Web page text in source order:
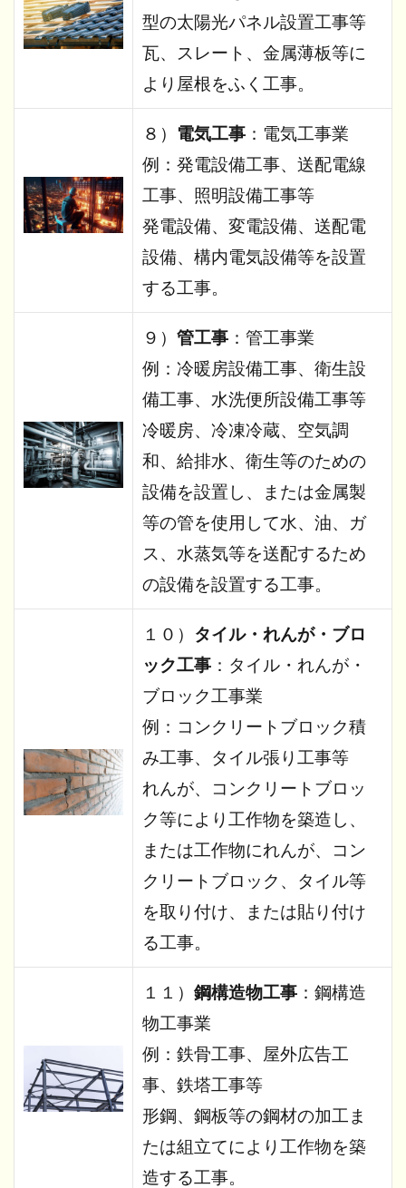
型の太陽光パネル設置工事等
瓦、スレート、金属薄板等に
より屋根をふく工事。
８） 電気工事 ：電気工事業
例：発電設備工事、送配電線
工事、照明設備工事等
発電設備、変電設備、送配電
設備、構内電気設備等を設置
する工事。
９） 管工事 ：管工事業
例：冷暖房設備工事、衛生設
備工事、水洗便所設備工事等
冷暖房、冷凍冷蔵、空気調
和、給排水、衛生等のための
設備を設置し、または金属製
等の管を使用して水、油、ガ
ス、水蒸気等を送配するため
の設備を設置する工事。
１０） タイル・れんが・ブロ
ック工事 ：タイル・れんが・
ブロック工事業
例：コンクリートブロック積
み工事、タイル張り工事等
れんが、コンクリートブロッ
ク等により工作物を築造し、
または工作物にれんが、コン
クリートブロック、タイル等
を取り付け、または貼り付け
る工事。
１１） 鋼構造物工事 ：鋼構造
物工事業
例：鉄骨工事、屋外広告工
事、鉄塔工事等
形鋼、鋼板等の鋼材の加工ま
たは組立てにより工作物を築
造する工事。